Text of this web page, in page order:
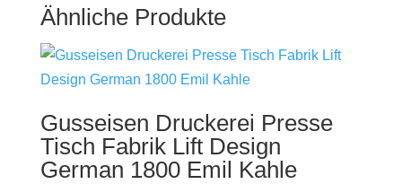
Ähnliche Produkte
Gusseisen Druckerei Presse
Tisch Fabrik Lift Design
German 1800 Emil Kahle